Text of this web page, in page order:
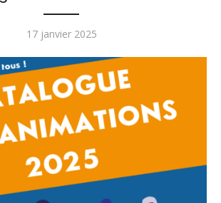
Publié
17 janvier 2025